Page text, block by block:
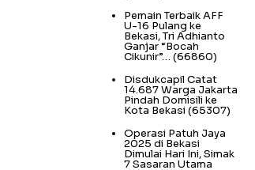
Pemain Terbaik AFF
U-16 Pulang ke
Bekasi, Tri Adhianto
Ganjar “Bocah
Cikunir”… (66860)
Disdukcapil Catat
14.687 Warga Jakarta
Pindah Domisili ke
Kota Bekasi (65307)
Operasi Patuh Jaya
2025 di Bekasi
Dimulai Hari Ini, Simak
7 Sasaran Utama